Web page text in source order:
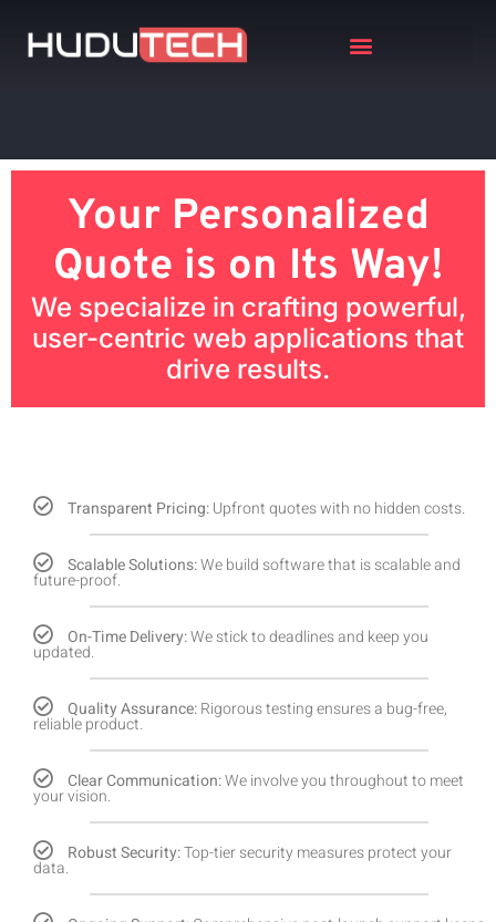
Your Personalized
Quote is on Its Way!
We specialize in crafting powerful,
user-centric web applications that
drive results.
Transparent Pricing:Upfront quotes with no hidden costs.
Scalable Solutions:We build software that is scalable and
future-proof.
On-Time Delivery:We stick to deadlines and keep you
updated.
Quality Assurance:Rigorous testing ensures a bug-free,
reliable product.
Clear Communication:We involve you throughout to meet
your vision.
Robust Security:Top-tier security measures protect your
data.